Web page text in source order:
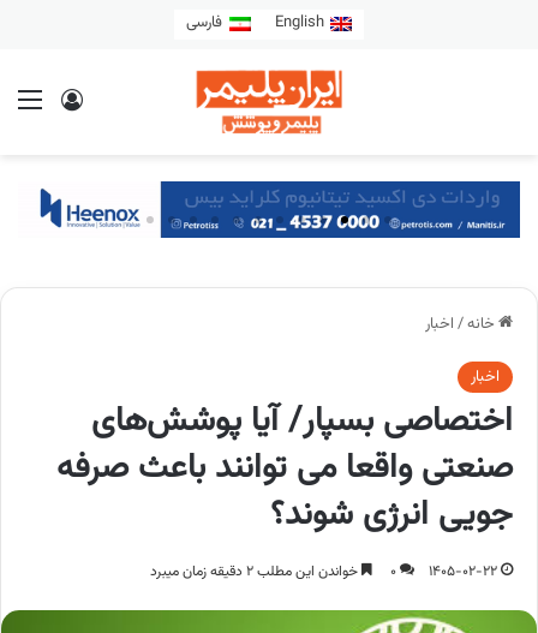
English فارسی
خانه/ اخبار
اخبار
اختصاصی بسپار/ آیا پوشش‌های
صنعتی واقعا می توانند باعث صرفه
جویی انرژی شوند؟
1405-02-22
0 خواندن این مطلب 2 دقیقه زمان میبرد